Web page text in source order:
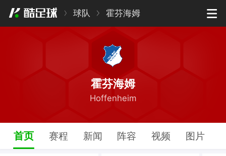
球队 霍芬海姆
霍芬海姆
Hoffenheim
首页 赛程 新闻 阵容 视频 图片